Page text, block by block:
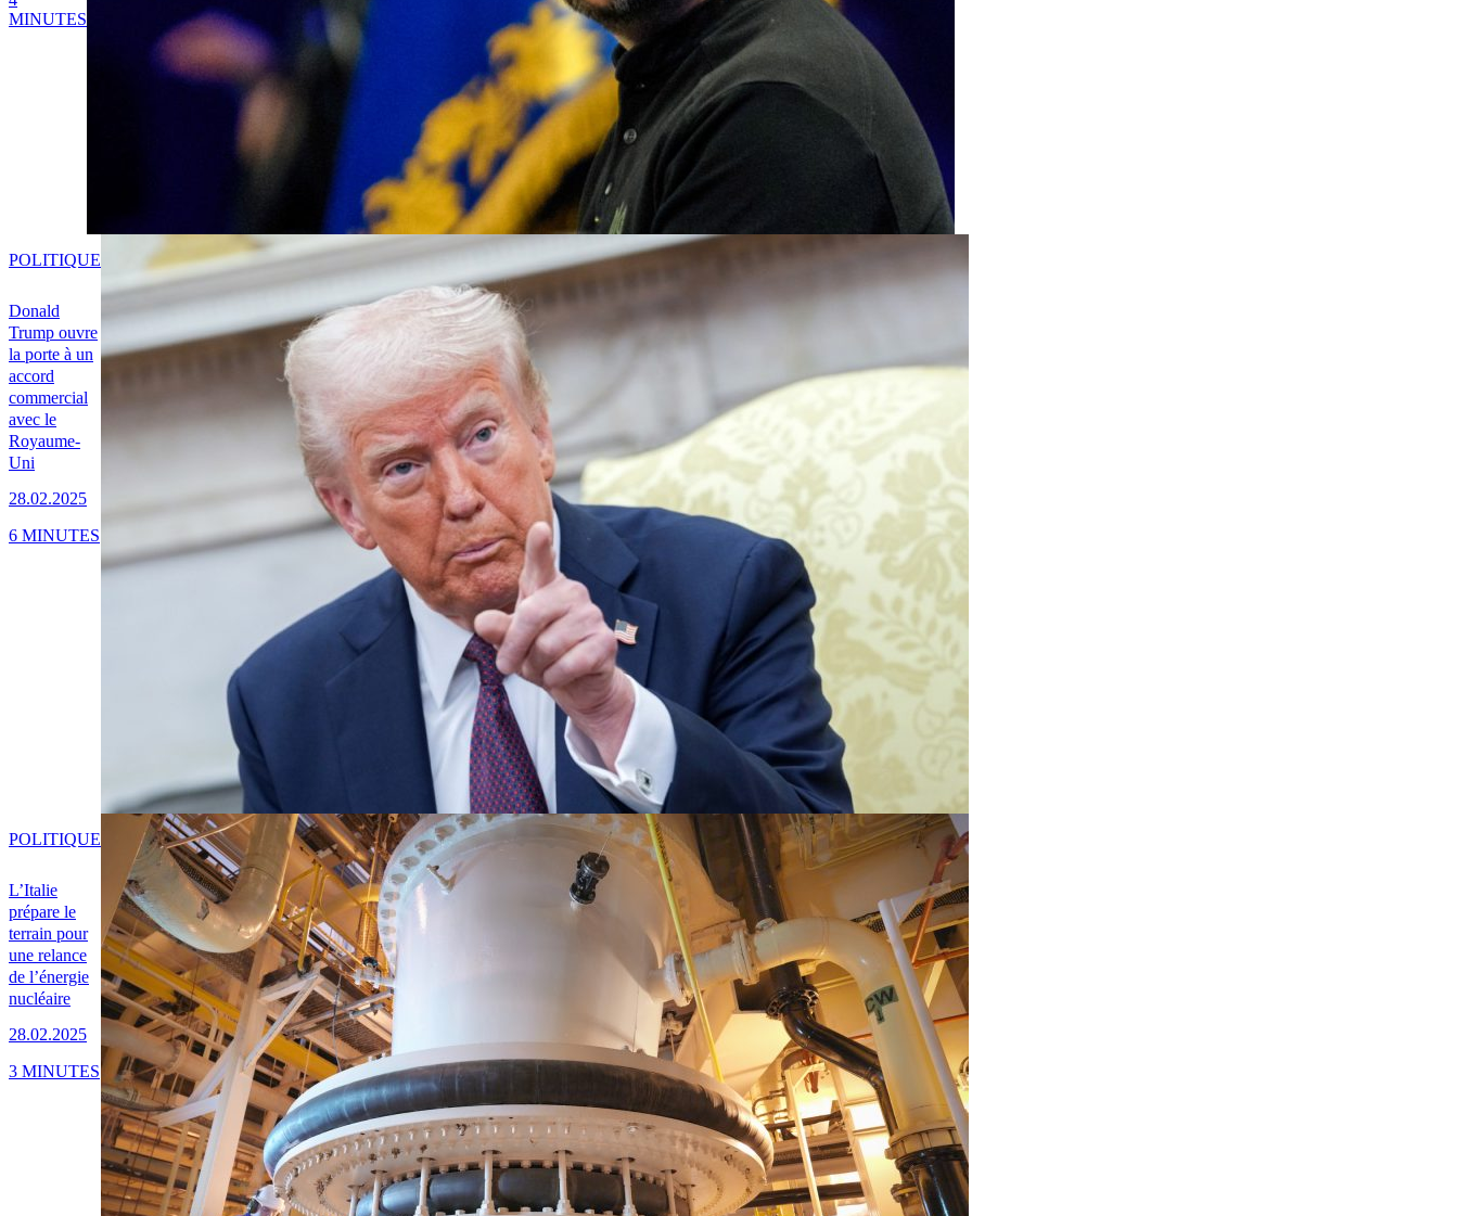
MINUTES
Donald
Trump ouvre
la porte à un
accord
commercial
avec le
Royaume-
Uni
28.02.2025
POLITIQUE
6 MINUTES
L’Italie
prépare le
terrain pour
une relance
de l’énergie
nucléaire
28.02.2025
POLITIQUE
3 MINUTES